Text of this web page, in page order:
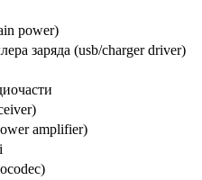
power)
заряда (usb/charger driver)
amplifier)